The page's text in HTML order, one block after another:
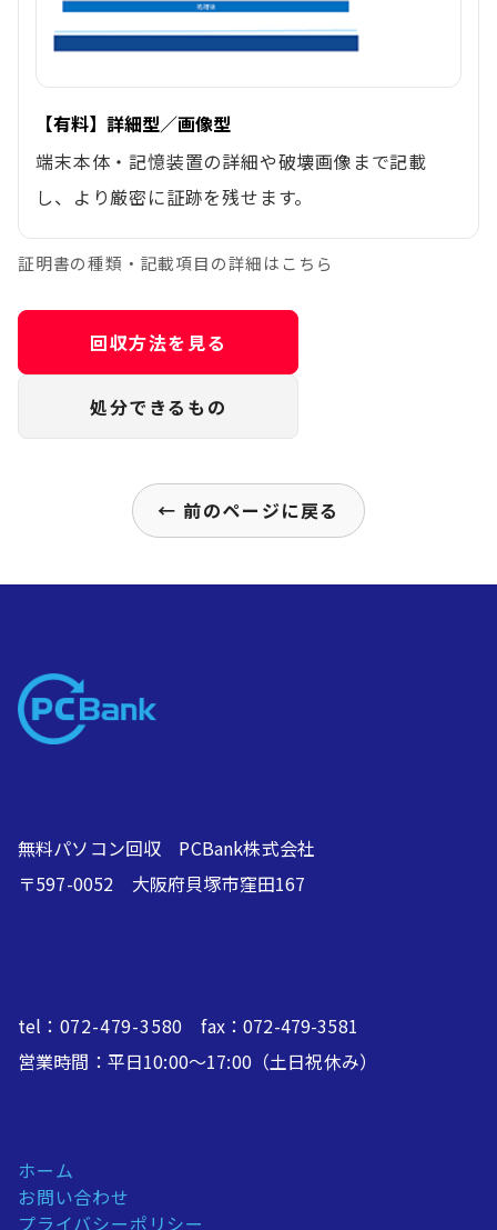
【有料】詳細型／画像型
端末本体・記憶装置の詳細や破壊画像まで記載
し、より厳密に証跡を残せます。
証明書の種類・記載項目の詳細はこちら
回収方法を見る
処分できるもの
← 前のページに戻る
無料パソコン回収 PCBank株式会社
〒597-0052 大阪府貝塚市窪田167
tel： 072-479-3580 fax：072-479-3581
営業時間：平日10:00～17:00（土日祝休み）
ホーム
お問い合わせ
プライバシーポリシー